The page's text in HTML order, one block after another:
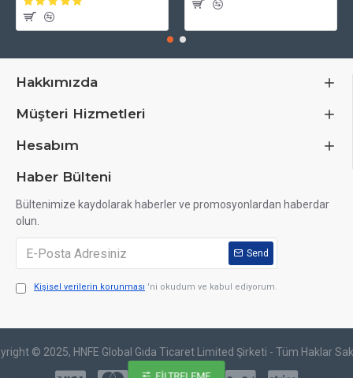
Hakkımızda
Müşteri Hizmetleri
Hesabım
Haber Bülteni
Bültenimize kaydolarak haberler ve promosyonlardan haberdar
olun.
Send
Kişisel verilerin korunması 'ni okudum ve kabul ediyorum.
© 2025, HNFE Global Gıda Ticaret Limited Şirketi - Tüm Haklar